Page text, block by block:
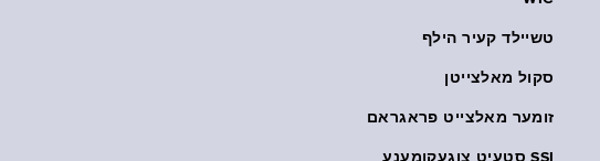
טשיילד קעיר הילף
סקול מאלצייטן
זומער מאלצייט פראגראם
SSI סטעיט צוגעקומענע